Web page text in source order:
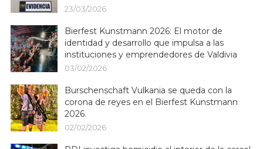
23/03/2026
Bierfest Kunstmann 2026: El motor de
identidad y desarrollo que impulsa a las
instituciones y emprendedores de Valdivia
03/02/2026
Burschenschaft Vulkania se queda con la
corona de reyes en el Bierfest Kunstmann
2026.
02/02/2026